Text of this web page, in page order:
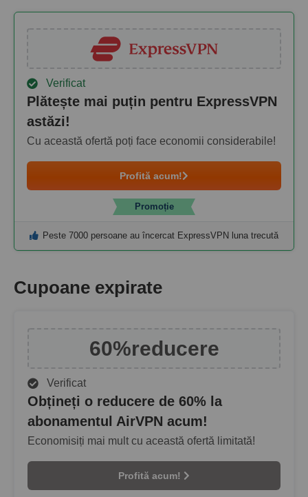
Verificat
Plătește mai puțin pentru ExpressVPN
astăzi!
Cu această ofertă poți face economii considerabile!
Profită acum!
Promoție
Peste 7000 persoane au încercat ExpressVPN luna trecută
Cupoane expirate
60%reducere
Verificat
Obțineți o reducere de 60% la
abonamentul AirVPN acum!
Economisiți mai mult cu această ofertă limitată!
Profită acum!